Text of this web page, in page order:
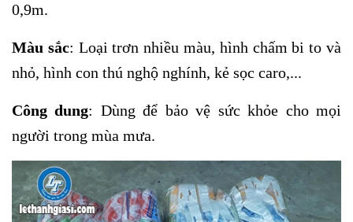
0,9m.
Màu sắc: Loại trơn nhiều màu, hình chấm bi to và
nhỏ, hình con thú nghộ nghính, kẻ sọc caro,...
Công dung: Dùng để bảo vệ sức khỏe cho mọi
người trong mùa mưa.